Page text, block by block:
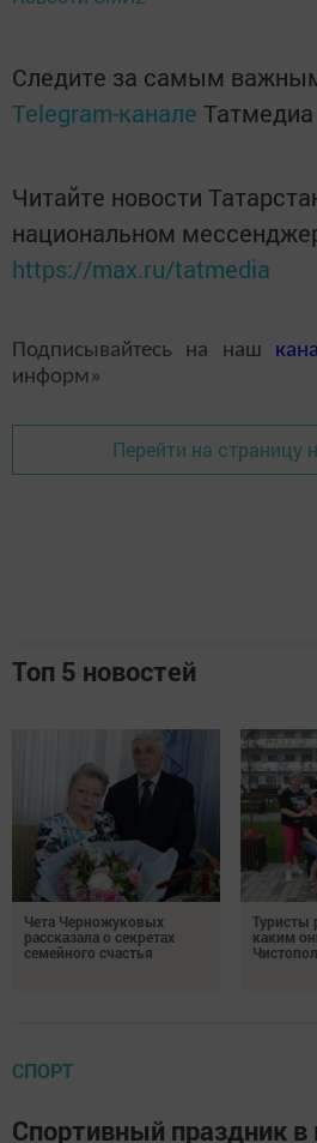
Следите за самым
Telegram-канале Татмедиа
Читайте новости
национальном
https://max.ru/tatmedia
Подписывайтесь на наш
информ»
Перейти на страницу
Топ 5 новостей
Чета Черножуковых
рассказала о секретах
семейного счастья
Туристы
каким
СПОРТ
Спортивный праздник в